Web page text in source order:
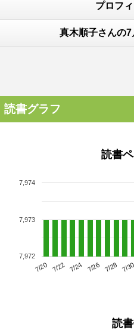
プロフ
真木順子さんの
読書グラフ
読書
7/20 7/22 7/24 7/26 7/28 7/30
7,972
7,973
7,974
読